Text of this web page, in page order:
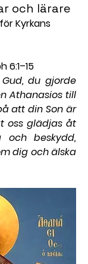
och lärare
Kyrkans
6:1–15
du gjorde
Athanasios till
att din Son är
oss glädjas åt
och beskydd,
dig och älska